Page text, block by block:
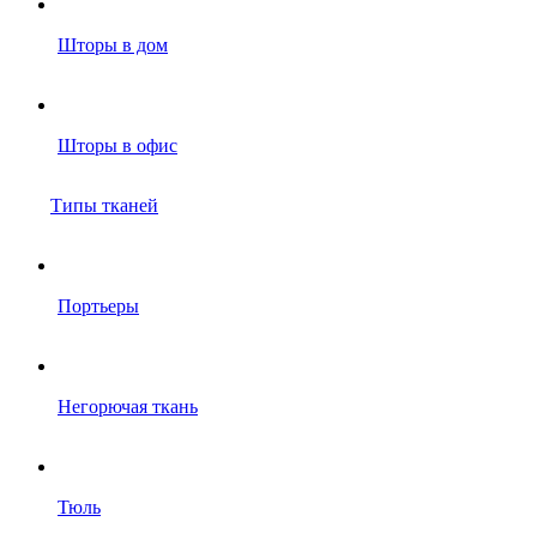
Шторы в дом
Шторы в офис
Типы тканей
Портьеры
Негорючая ткань
Тюль